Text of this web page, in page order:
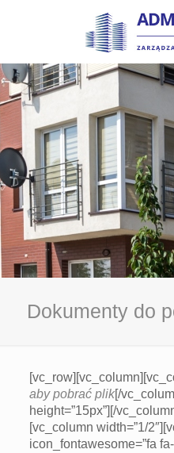
Dokumenty do
aby pobrać plik[/
height=”15px”][/
[vc_column width=”1/
icon_fontawesome=”fa